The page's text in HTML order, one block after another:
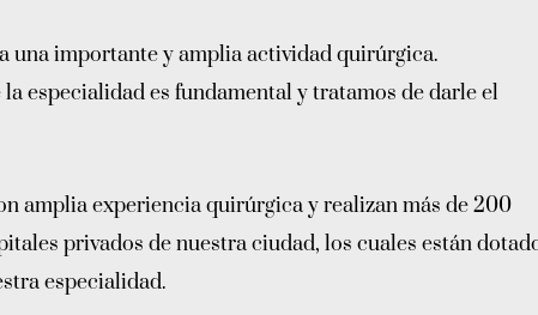
una importante y amplia actividad quirúrgica.
especialidad es fundamental y tratamos de darle el
amplia experiencia quirúrgica y realizan más de 200
privados de nuestra ciudad, los cuales están
especialidad.